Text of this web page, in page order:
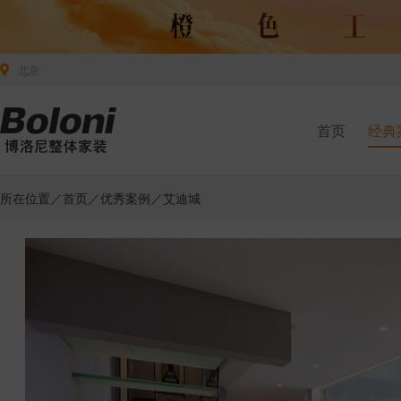
首页 经典
所在位置／首页 ／优秀案例 ／艾迪城